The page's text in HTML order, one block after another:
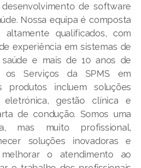
de software
Nossa equipa é composta
altamente qualificados, com
experiência em sistemas de
e mais de 10 anos de
os Serviços da SPMS em
produtos incluem soluções
eletrónica, gestão clínica e
de condução. Somos uma
mas muito profissional,
soluções inovadoras e
o atendimento ao